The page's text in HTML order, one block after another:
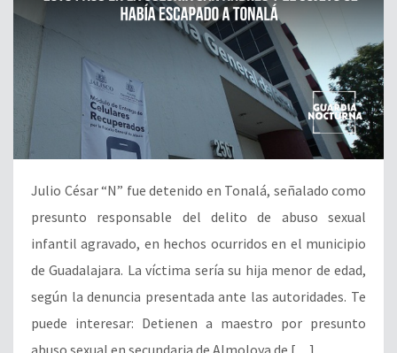
Julio César “N” fue detenido en Tonalá, señalado como
presunto responsable del delito de abuso sexual
infantil agravado, en hechos ocurridos en el municipio
de Guadalajara. La víctima sería su hija menor de edad,
según la denuncia presentada ante las autoridades. Te
puede interesar: Detienen a maestro por presunto